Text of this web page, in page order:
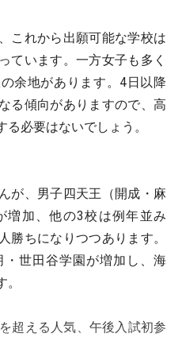
これから出願可能な学校は
ています。一方女子も多く
余地があります。4日以降
る傾向がありますので、高
必要はないでしょう。
が、男子四天王（開成・麻
増加、他の3校は例年並み
勝ちになりつつあります。
世田谷学園が増加し、海
超える人気、午後入試初参